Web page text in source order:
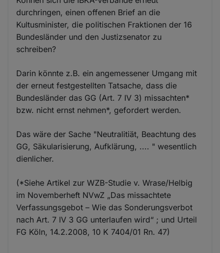
durchringen, einen offenen Brief an die
Kultusminister, die politischen Fraktionen der 16
Bundesländer und den Justizsenator zu
schreiben?
Darin könnte z.B. ein angemessener Umgang mit
der erneut festgestellten Tatsache, dass die
Bundesländer das GG (Art. 7 IV 3) missachten*
bzw. nicht ernst nehmen*, gefordert werden.
Das wäre der Sache "Neutralitiät, Beachtung des
GG, Säkularisierung, Aufklärung, .... " wesentlich
dienlicher.
(*Siehe Artikel zur WZB-Studie v. Wrase/Helbig
im Novemberheft NVwZ „Das missachtete
Verfassungsgebot – Wie das Sonderungsverbot
nach Art. 7 IV 3 GG unterlaufen wird“ ; und Urteil
FG Köln, 14.2.2008, 10 K 7404/01 Rn. 47)